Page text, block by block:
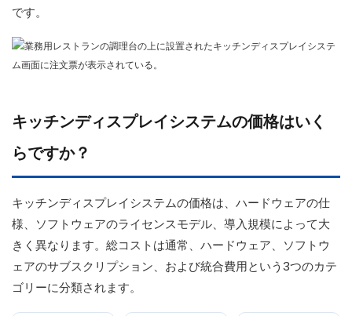
です。
キッチンディスプレイシステムの価格はいく
らですか？
キッチンディスプレイシステムの価格は、ハードウェアの仕
様、ソフトウェアのライセンスモデル、導入規模によって大
きく異なります。総コストは通常​​、ハードウェア、ソフトウ
ェアのサブスクリプション、および統合費用という3つのカテ
ゴリーに分類されます。